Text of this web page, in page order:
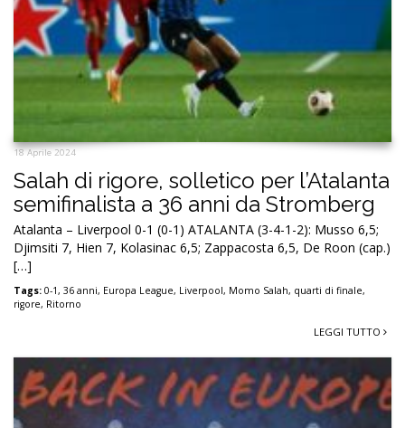
18 Aprile 2024
Salah di rigore, solletico per l’Atalanta
semifinalista a 36 anni da Stromberg
Atalanta – Liverpool 0-1 (0-1) ATALANTA (3-4-1-2): Musso 6,5;
Djimsiti 7, Hien 7, Kolasinac 6,5; Zappacosta 6,5, De Roon (cap.)
[…]
Tags: 0-1, 36 anni, Europa League, Liverpool, Momo Salah, quarti di finale,
rigore, Ritorno
LEGGI TUTTO